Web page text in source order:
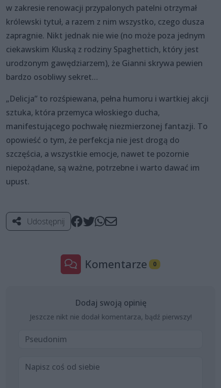
w zakresie renowacji przypalonych patelni otrzymał
królewski tytuł, a razem z nim wszystko, czego dusza
zapragnie. Nikt jednak nie wie (no może poza jednym
ciekawskim Kluską z rodziny Spaghettich, który jest
urodzonym gawędziarzem), że Gianni skrywa pewien
bardzo osobliwy sekret…
„Delicja” to rozśpiewana, pełna humoru i wartkiej akcji
sztuka, która przemyca włoskiego ducha,
manifestującego pochwałę niezmierzonej fantazji. To
opowieść o tym, że perfekcja nie jest drogą do
szczęścia, a wszystkie emocje, nawet te pozornie
niepożądane, są ważne, potrzebne i warto dawać im
upust.
Udostępnij
Komentarze 0
Dodaj swoją opinię
Jeszcze nikt nie dodał komentarza, bądź pierwszy!